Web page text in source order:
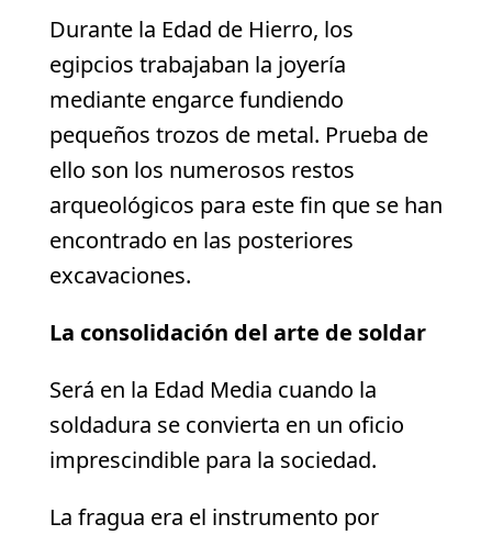
Durante la Edad de Hierro, los
egipcios trabajaban la joyería
mediante engarce fundiendo
pequeños trozos de metal. Prueba de
ello son los numerosos restos
arqueológicos para este fin que se han
encontrado en las posteriores
excavaciones.
La consolidación del arte de soldar
Será en la Edad Media cuando la
soldadura se convierta en un oficio
imprescindible para la sociedad.
La fragua era el instrumento por